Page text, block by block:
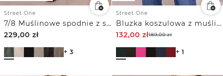
Street One
7/8 Muślinowe spodnie z szerokimi nogawkami o luźnym kroju
229,00 zł
+ 3
Street One
Bluzka koszulowa z muślinu z krótkim podwijanym rękawem
132,00 zł189,00zł
+ 1